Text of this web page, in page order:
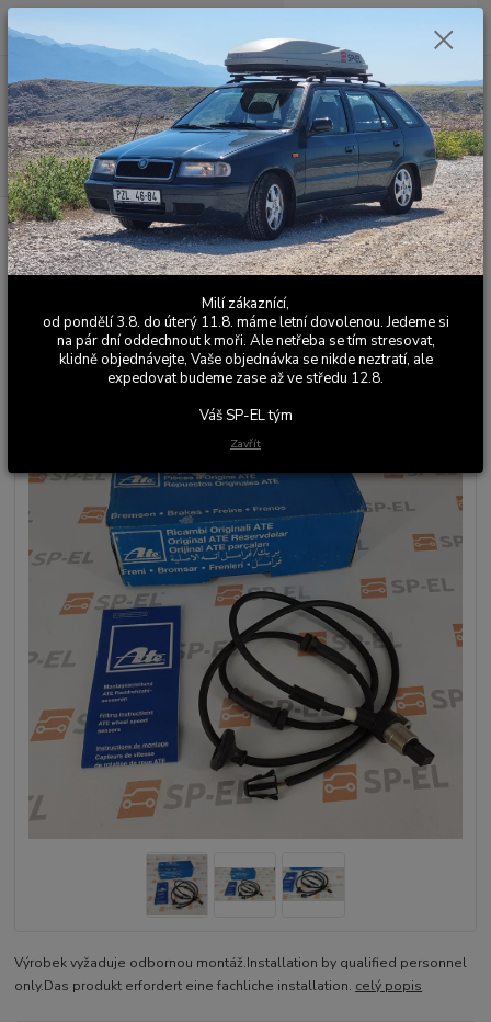
Menu
Hledat
Po - Pá 9:00 - 17:00
0,00 Kč
Úvod Originální díly Škoda Felicia
Felicia snímač ABS zadní -
výrobce dle aktuální nabídky dodavatele
Felicia snímač ABS zadní -
výrobce dle aktuální nabídky
dodavatele
Výrobek vyžaduje odbornou montáž.Installation by qualified personnel
only.Das produkt erfordert eine fachliche installation. celý popis
Milí zákaznící,
od pondělí 3.8. do úterý 11.8. máme letní dovolenou. Jedeme si
na pár dní oddechnout k moři. Ale netřeba se tím stresovat,
klidně objednávejte, Vaše objednávka se nikde neztratí, ale
expedovat budeme zase až ve středu 12.8.
Váš SP-EL tým
Zavřít